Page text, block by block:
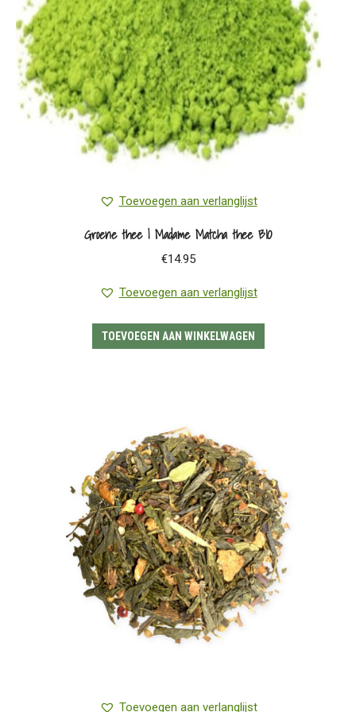
worden
op
de
productpagina
Toevoegen aan verlanglijst
Groene thee | Madame Matcha thee BIO
€14.95
Toevoegen aan verlanglijst
TOEVOEGEN AAN WINKELWAGEN
Toevoegen aan verlanglijst